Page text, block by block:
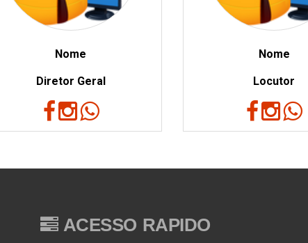
Nome
Diretor Geral
Nome
Locutor
ACESSO RAPIDO